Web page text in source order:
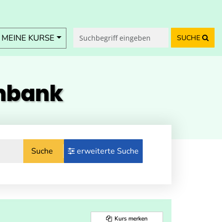
KURSE SUCHE
Suche erweiterte Suche
Kurs merken